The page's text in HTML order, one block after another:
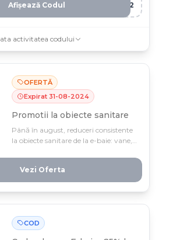
IC2
Afișează Codul
activitatea codului
OFERTĂ
Expirat 31-08-2024
Promotii la obiecte sanitare
Până în august, reduceri consistente
la obiecte sanitare de la e-baie: vane,
prețurile mici pe o selecție amplă și
transformă-ți baiul cu stil și
economie.
Vezi Oferta
COD